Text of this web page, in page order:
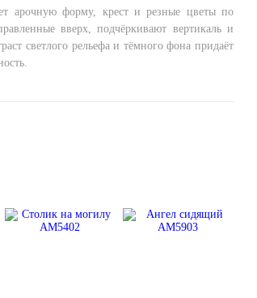
арочную форму, крест и резные цветы по
вверх, подчёркивают вертикаль и
светлого рельефа и тёмного фона придаёт